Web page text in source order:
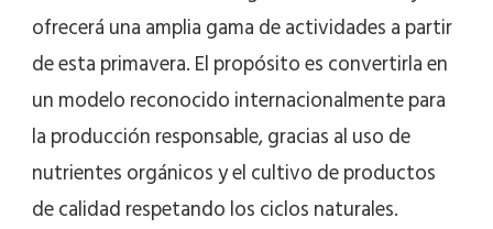
ofrecerá una amplia gama de actividades a partir
de esta primavera. El propósito es convertirla en
un modelo reconocido internacionalmente para
la producción responsable, gracias al uso de
nutrientes orgánicos y el cultivo de productos
de calidad respetando los ciclos naturales.